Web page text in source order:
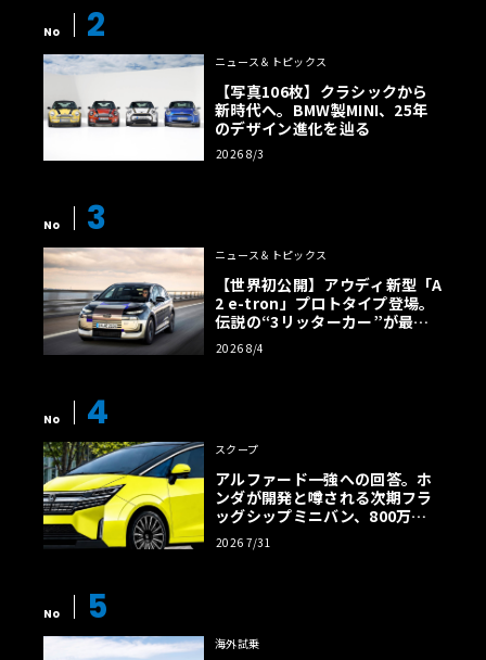
No 2
ニュース＆トピックス
【写真106枚】クラシックから
新時代へ。BMW製MINI、25年
のデザイン進化を辿る
2026 8/3
No 3
ニュース＆トピックス
【世界初公開】アウディ新型「A
2 e-tron」プロトタイプ登場。
伝説の“3リッターカー”が最高
効率エントリーBEVとして復活
【画像38枚】
2026 8/4
No 4
スクープ
アルファード一強への回答。ホ
ンダが開発と噂される次期フラ
ッグシップミニバン、800万円
超の勝算【予想CG】
2026 7/31
No 5
海外試乗